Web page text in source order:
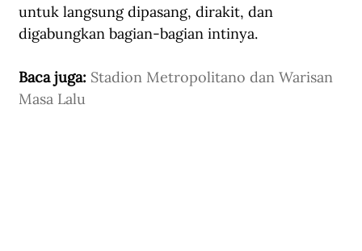
untuk langsung dipasang, dirakit, dan
digabungkan bagian-bagian intinya.
Baca juga: Stadion Metropolitano dan Warisan
Masa Lalu